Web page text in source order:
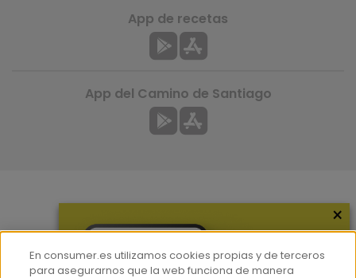
Hemeroteca
App de recetas
App del Camino de Santiago
×
En consumer.es utilizamos cookies propias y de terceros
para asegurarnos que la web funciona de manera